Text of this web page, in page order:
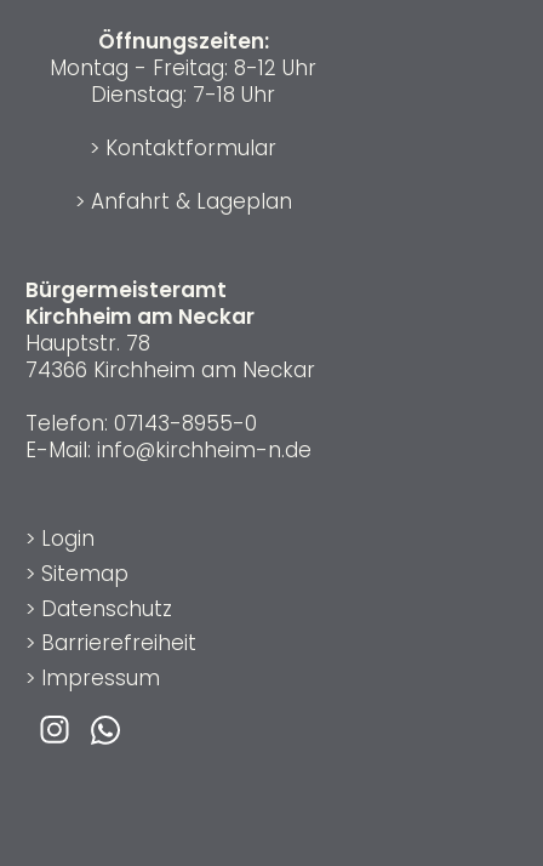
Bürgermeisteramt
Kirchheim am Neckar
Hauptstr. 78
74366 Kirchheim am Neckar
Telefon: 07143-8955-0
E-Mail: info@kirchheim-n.de
Öffnungszeiten:
Montag - Freitag: 8-12 Uhr
Dienstag: 7-18 Uhr
> Kontaktformular
> Anfahrt & Lageplan
> Login
> Sitemap
> Datenschutz
> Barrierefreiheit
> Impressum